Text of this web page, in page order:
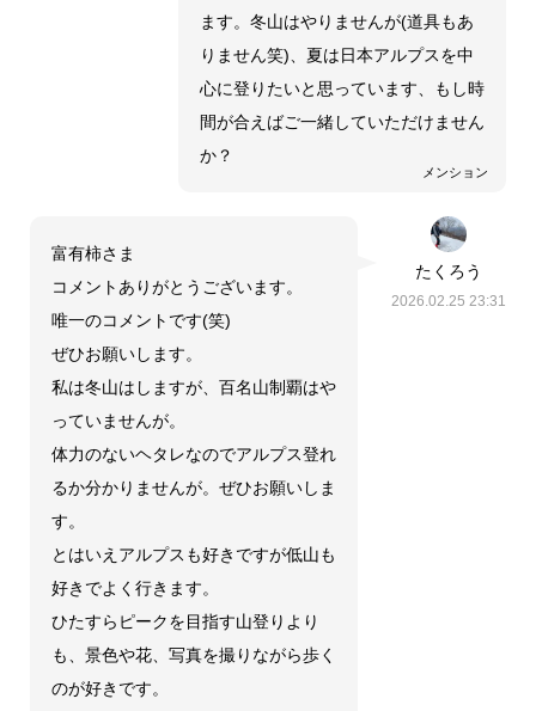
メンション
ます。冬山はやりませんが(道具もあ
りません笑)、夏は日本アルプスを中
心に登りたいと思っています、もし時
間が合えばご一緒していただけません
か？
たくろう
2026.02.25 23:31
富有柿さま
コメントありがとうございます。
唯一のコメントです(笑)
ぜひお願いします。
私は冬山はしますが、百名山制覇はや
っていませんが。
体力のないヘタレなのでアルプス登れ
るか分かりませんが。ぜひお願いしま
す。
とはいえアルプスも好きですが低山も
好きでよく行きます。
ひたすらピークを目指す山登りより
も、景色や花、写真を撮りながら歩く
のが好きです。